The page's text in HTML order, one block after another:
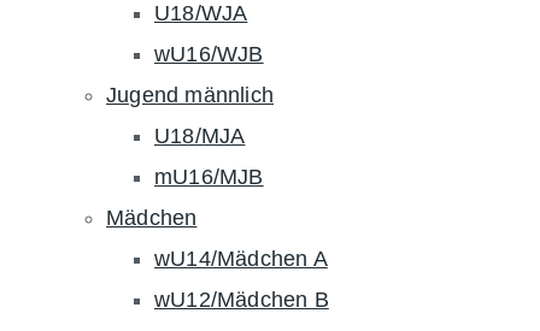
U18/WJA
wU16/WJB
Jugend männlich
U18/MJA
mU16/MJB
Mädchen
wU14/Mädchen A
wU12/Mädchen B